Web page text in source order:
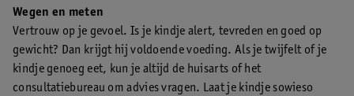
Wegen en meten
Vertrouw op je gevoel. Is je kindje alert, tevreden en goed op
gewicht? Dan krijgt hij voldoende voeding. Als je twijfelt of je
kindje genoeg eet, kun je altijd de huisarts of het
consultatiebureau om advies vragen. Laat je kindje sowieso